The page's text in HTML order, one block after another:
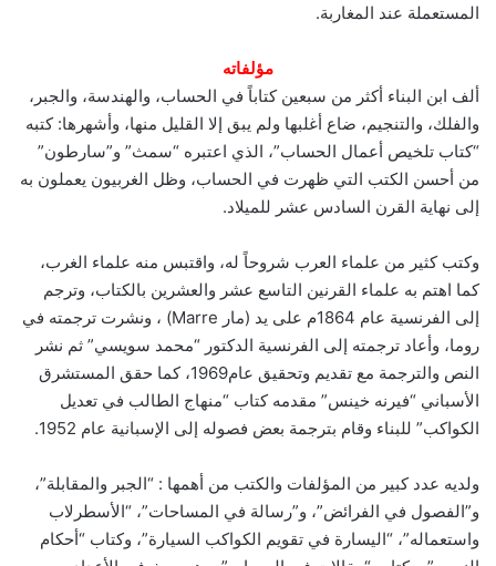
المستعملة عند المغاربة.
مؤلفاته
ألف ابن البناء أكثر من سبعين كتاباً في الحساب، والهندسة، والجبر،
والفلك، والتنجيم، ضاع أغلبها ولم يبق إلا القليل منها، وأشهرها: كتبه
“كتاب تلخيص أعمال الحساب”، الذي اعتبره “سمث” و”سارطون”
من أحسن الكتب التي ظهرت في الحساب، وظل الغربيون يعملون به
إلى نهاية القرن السادس عشر للميلاد.
وكتب كثير من علماء العرب شروحاً له، واقتبس منه علماء الغرب،
كما اهتم به علماء القرنين التاسع عشر والعشرين بالكتاب، وترجم
إلى الفرنسية عام 1864م على يد (مار Marre) ، ونشرت ترجمته في
روما، وأعاد ترجمته إلى الفرنسية الدكتور “محمد سويسي” ثم نشر
النص والترجمة مع تقديم وتحقيق عام1969، كما حقق المستشرق
الأسباني “فيرنه خينس” مقدمه كتاب “منهاج الطالب في تعديل
الكواكب” للبناء وقام بترجمة بعض فصوله إلى الإسبانية عام 1952.
ولديه عدد كبير من المؤلفات والكتب من أهمها : “الجبر والمقابلة”،
و”الفصول في الفرائض”، و”رسالة في المساحات”، “الأسطرلاب
واستعماله”، “اليسارة في تقويم الكواكب السيارة”، وكتاب “أحكام